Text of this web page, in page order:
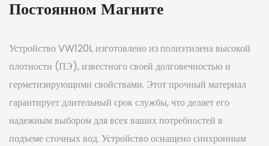
Постоянном Магните
Устройство VW120L изготовлено из полиэтилена высокой
плотности (ПЭ), известного своей долговечностью и
герметизирующими свойствами. Этот прочный материал
гарантирует длительный срок службы, что делает его
надежным выбором для всех ваших потребностей в
подъеме сточных вод. Устройство оснащено синхронным